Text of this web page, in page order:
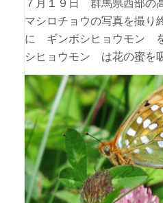
７月１９日 群馬県西部の
マシロチョウの写真を撮り
に ギンボシヒョウモン
シヒョウモン は花の蜜を